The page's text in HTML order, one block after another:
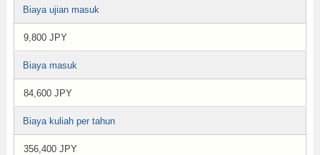
Biaya ujian masuk
9,800 JPY
Biaya masuk
84,600 JPY
Biaya kuliah per tahun
356,400 JPY